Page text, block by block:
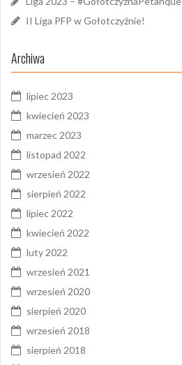
II Liga PFP w Gołotczyźnie!
Archiwa
lipiec 2023
kwiecień 2023
marzec 2023
listopad 2022
wrzesień 2022
sierpień 2022
lipiec 2022
kwiecień 2022
luty 2022
wrzesień 2021
wrzesień 2020
sierpień 2020
wrzesień 2018
sierpień 2018